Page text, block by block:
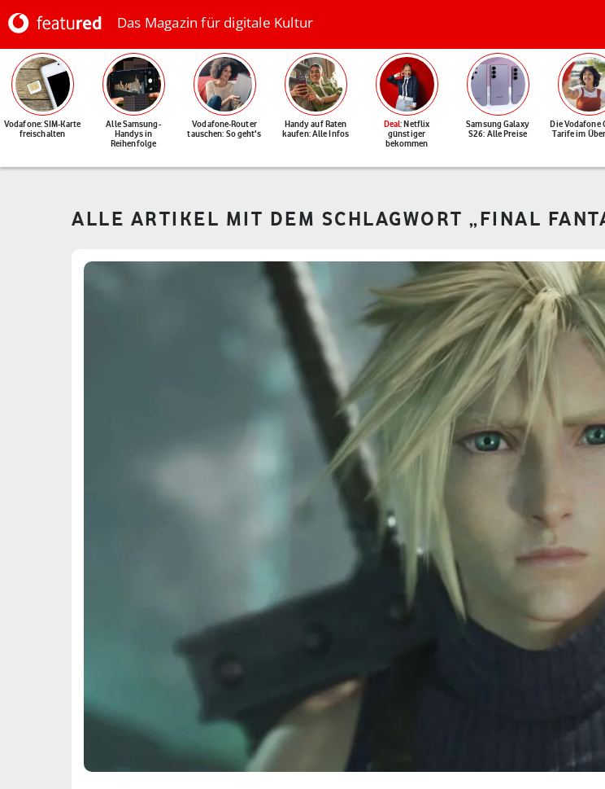
Das Magazin für digitale Kultur
Vodafone: SIM-Karte
freischalten
Alle Samsung-
Handys in
Reihenfolge
Vodafone-Router
tauschen: So geht's
Handy auf Raten
kaufen: Alle Infos
Deal: Netflix
günstiger
bekommen
Samsung Galaxy
S26: Alle Preise
Die Vodafone
Tarife im
ALLE ARTIKEL MIT DEM SCHLAGWORT „FINAL